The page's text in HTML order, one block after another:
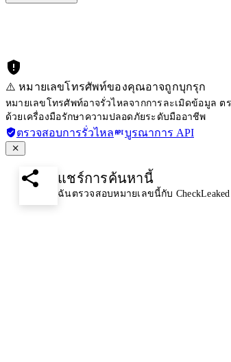
⚠️ หมายเลขโทรศัพท์ของคุณอาจถูกบุกรุก
หมายเลขโทรศัพท์อาจรั่วไหลจากการละเมิดข้อมูล
ด้วยเครื่องมือรักษาความปลอดภัยระดับมืออาชีพ
ตรวจสอบการรั่วไหล บูรณาการ API
แชร์การค้นหานี้
ฉันตรวจสอบหมายเลขนี้กับ